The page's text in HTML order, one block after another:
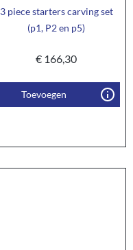
3 piece starters carving set
(p1, P2 en p5)
€ 166,30
Toevoegen